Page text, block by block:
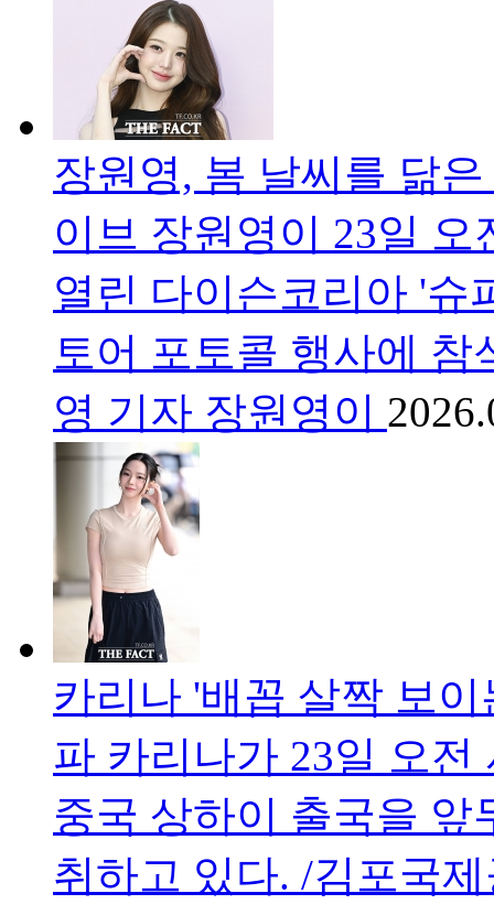
장원영, 봄 날씨를 닮
이브 장원영이 23일
열린 다이슨코리아 '슈
토어 포토콜 행사에 참
영 기자 장원영이
카리나 '배꼽 살짝 보
파 카리나가 23일 오
중국 상하이 출국을 앞
취하고 있다. /김포국